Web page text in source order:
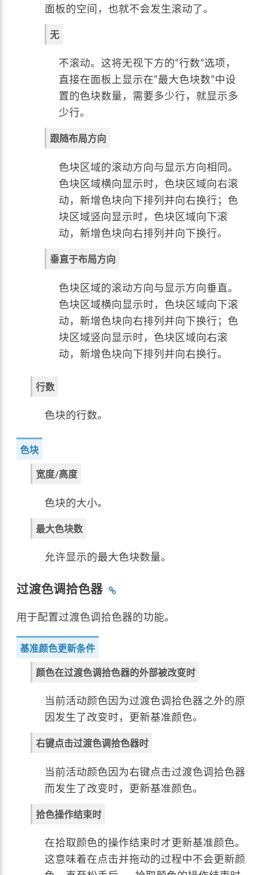
面板的空间，也就不会发生滚动了。
无
不滚动。这将无视下方的“行数”选项，
直接在面板上显示在“最大色块数”中设
置的色块数量，需要多少行，就显示多
少行。
跟随布局方向
色块区域的滚动方向与显示方向相同。
色块区域横向显示时，色块区域向右滚
动，新增色块向下排列并向右换行；色
块区域竖向显示时，色块区域向下滚
动，新增色块向右排列并向下换行。
垂直于布局方向
色块区域的滚动方向与显示方向垂直。
色块区域横向显示时，色块区域向下滚
动，新增色块向右排列并向下换行；色
块区域竖向显示时，色块区域向右滚
动，新增色块向下排列并向右换行。
行数
色块的行数。
色块
宽度/高度
色块的大小。
最大色块数
允许显示的最大色块数量。
过渡色调拾色器
用于配置过渡色调拾色器的功能。
基准颜色更新条件
颜色在过渡色调拾色器的外部被改变时
当前活动颜色因为过渡色调拾色器之外的原
因发生了改变时，更新基准颜色。
右键点击过渡色调拾色器时
当前活动颜色因为右键点击过渡色调拾色器
而发生了改变时，更新基准颜色。
拾色操作结束时
在拾取颜色的操作结束时才更新基准颜色。
这意味着在点击并拖动的过程中不会更新颜